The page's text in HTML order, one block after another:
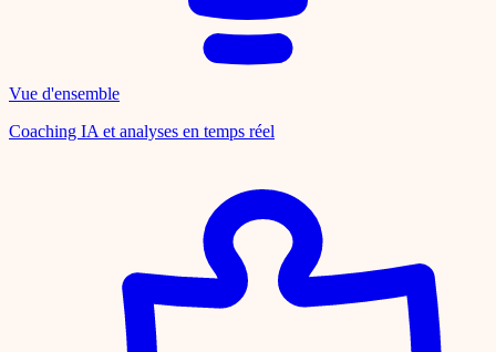
Vue d'ensemble
Coaching IA et analyses en temps réel